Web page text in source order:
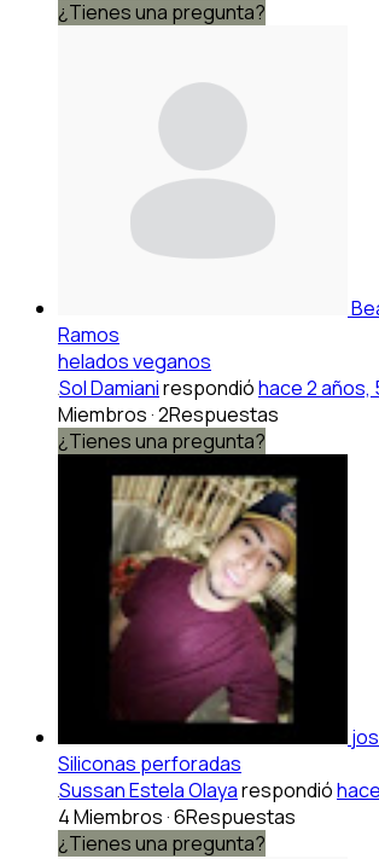
¿Tienes una pregunta?
Ramos
helados veganos
Sol Damianirespondióhace 2 años,
Miembros·2Respuestas
¿Tienes una pregunta?
Siliconas perforadas
Sussan Estela Olayarespondió
4 Miembros·6Respuestas
¿Tienes una pregunta?